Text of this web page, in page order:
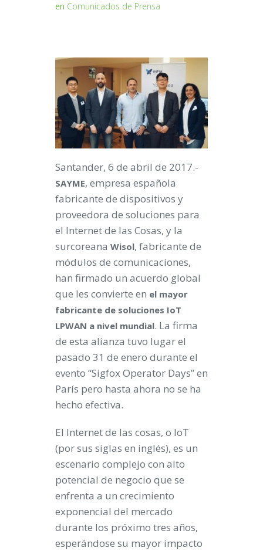
en Comunicados de Prensa
Santander, 6 de abril de 2017.-
SAYME, empresa española
fabricante de dispositivos y
proveedora de soluciones para
el Internet de las Cosas, y la
surcoreana Wisol, fabricante de
módulos de comunicaciones,
han firmado un acuerdo global
que les convierte en el mayor
fabricante de soluciones IoT
LPWAN a nivel mundial. La firma
de esta alianza tuvo lugar el
pasado 31 de enero durante el
evento “Sigfox Operator Days” en
París pero hasta ahora no se ha
hecho efectiva.
El Internet de las cosas, o IoT
(por sus siglas en inglés), es un
escenario complejo con alto
potencial de negocio que se
enfrenta a un crecimiento
exponencial del mercado
durante los próximo tres años,
esperándose su mayor impacto